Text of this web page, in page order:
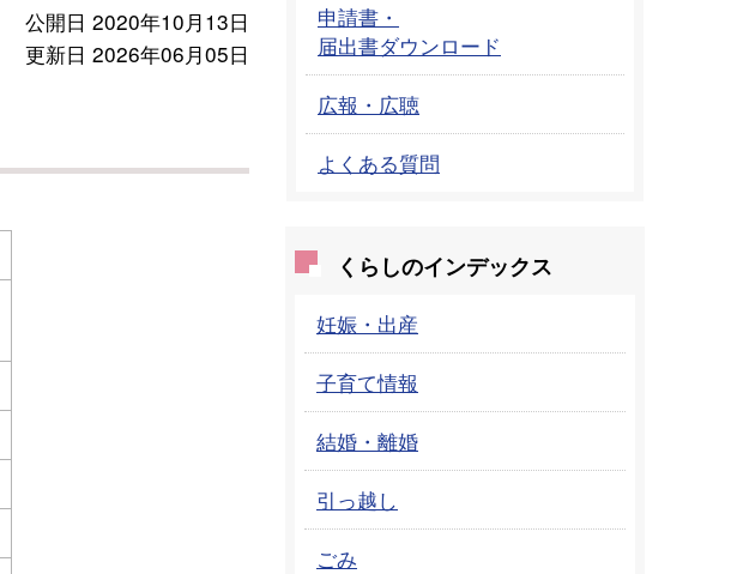
公開日 2020年10月13日
更新日 2026年06月05日
申請書・
届出書ダウンロード
広報・広聴
よくある質問
くらしのインデックス
妊娠・出産
子育て情報
結婚・離婚
引っ越し
ごみ